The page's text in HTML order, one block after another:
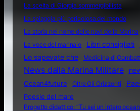
La scelta di Giorgia sommergibilista
La spiaggia più pericolosa del mondo
La storia nel nome delle navi della Marina
La voce del marinaio
Libri consigliati
Lo sapevate che Medicina di
News dalla Marina Militare
Ocean4future
Oltre Gli Orizzonti
Poesie del mare
Progetto didattico: “Tu sei un intero